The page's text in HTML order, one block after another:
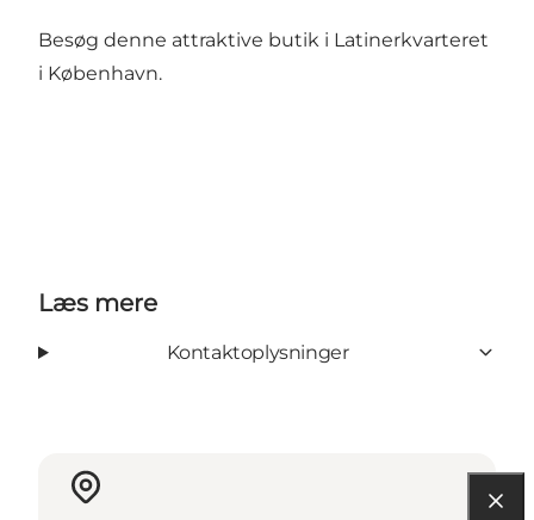
Besøg denne attraktive butik i Latinerkvarteret
i København.
Læs mere
Kontaktoplysninger